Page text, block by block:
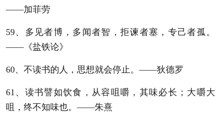
——加菲劳
59、多见者博，多闻者智，拒谏者塞，专己者孤。
——《盐铁论》
60、不读书的人，思想就会停止。——狄德罗
61、读书譬如饮食，从容咀嚼，其味必长；大嚼大
咀，终不知味也。——朱熹